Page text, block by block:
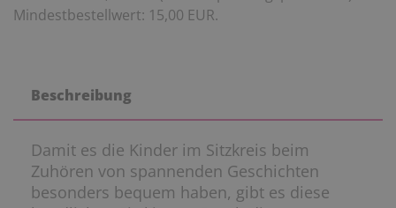
Mindestbestellwert: 15,00 EUR.
Beschreibung
Damit es die Kinder im Sitzkreis beim
Zuhören von spannenden Geschichten
besonders bequem haben, gibt es diese